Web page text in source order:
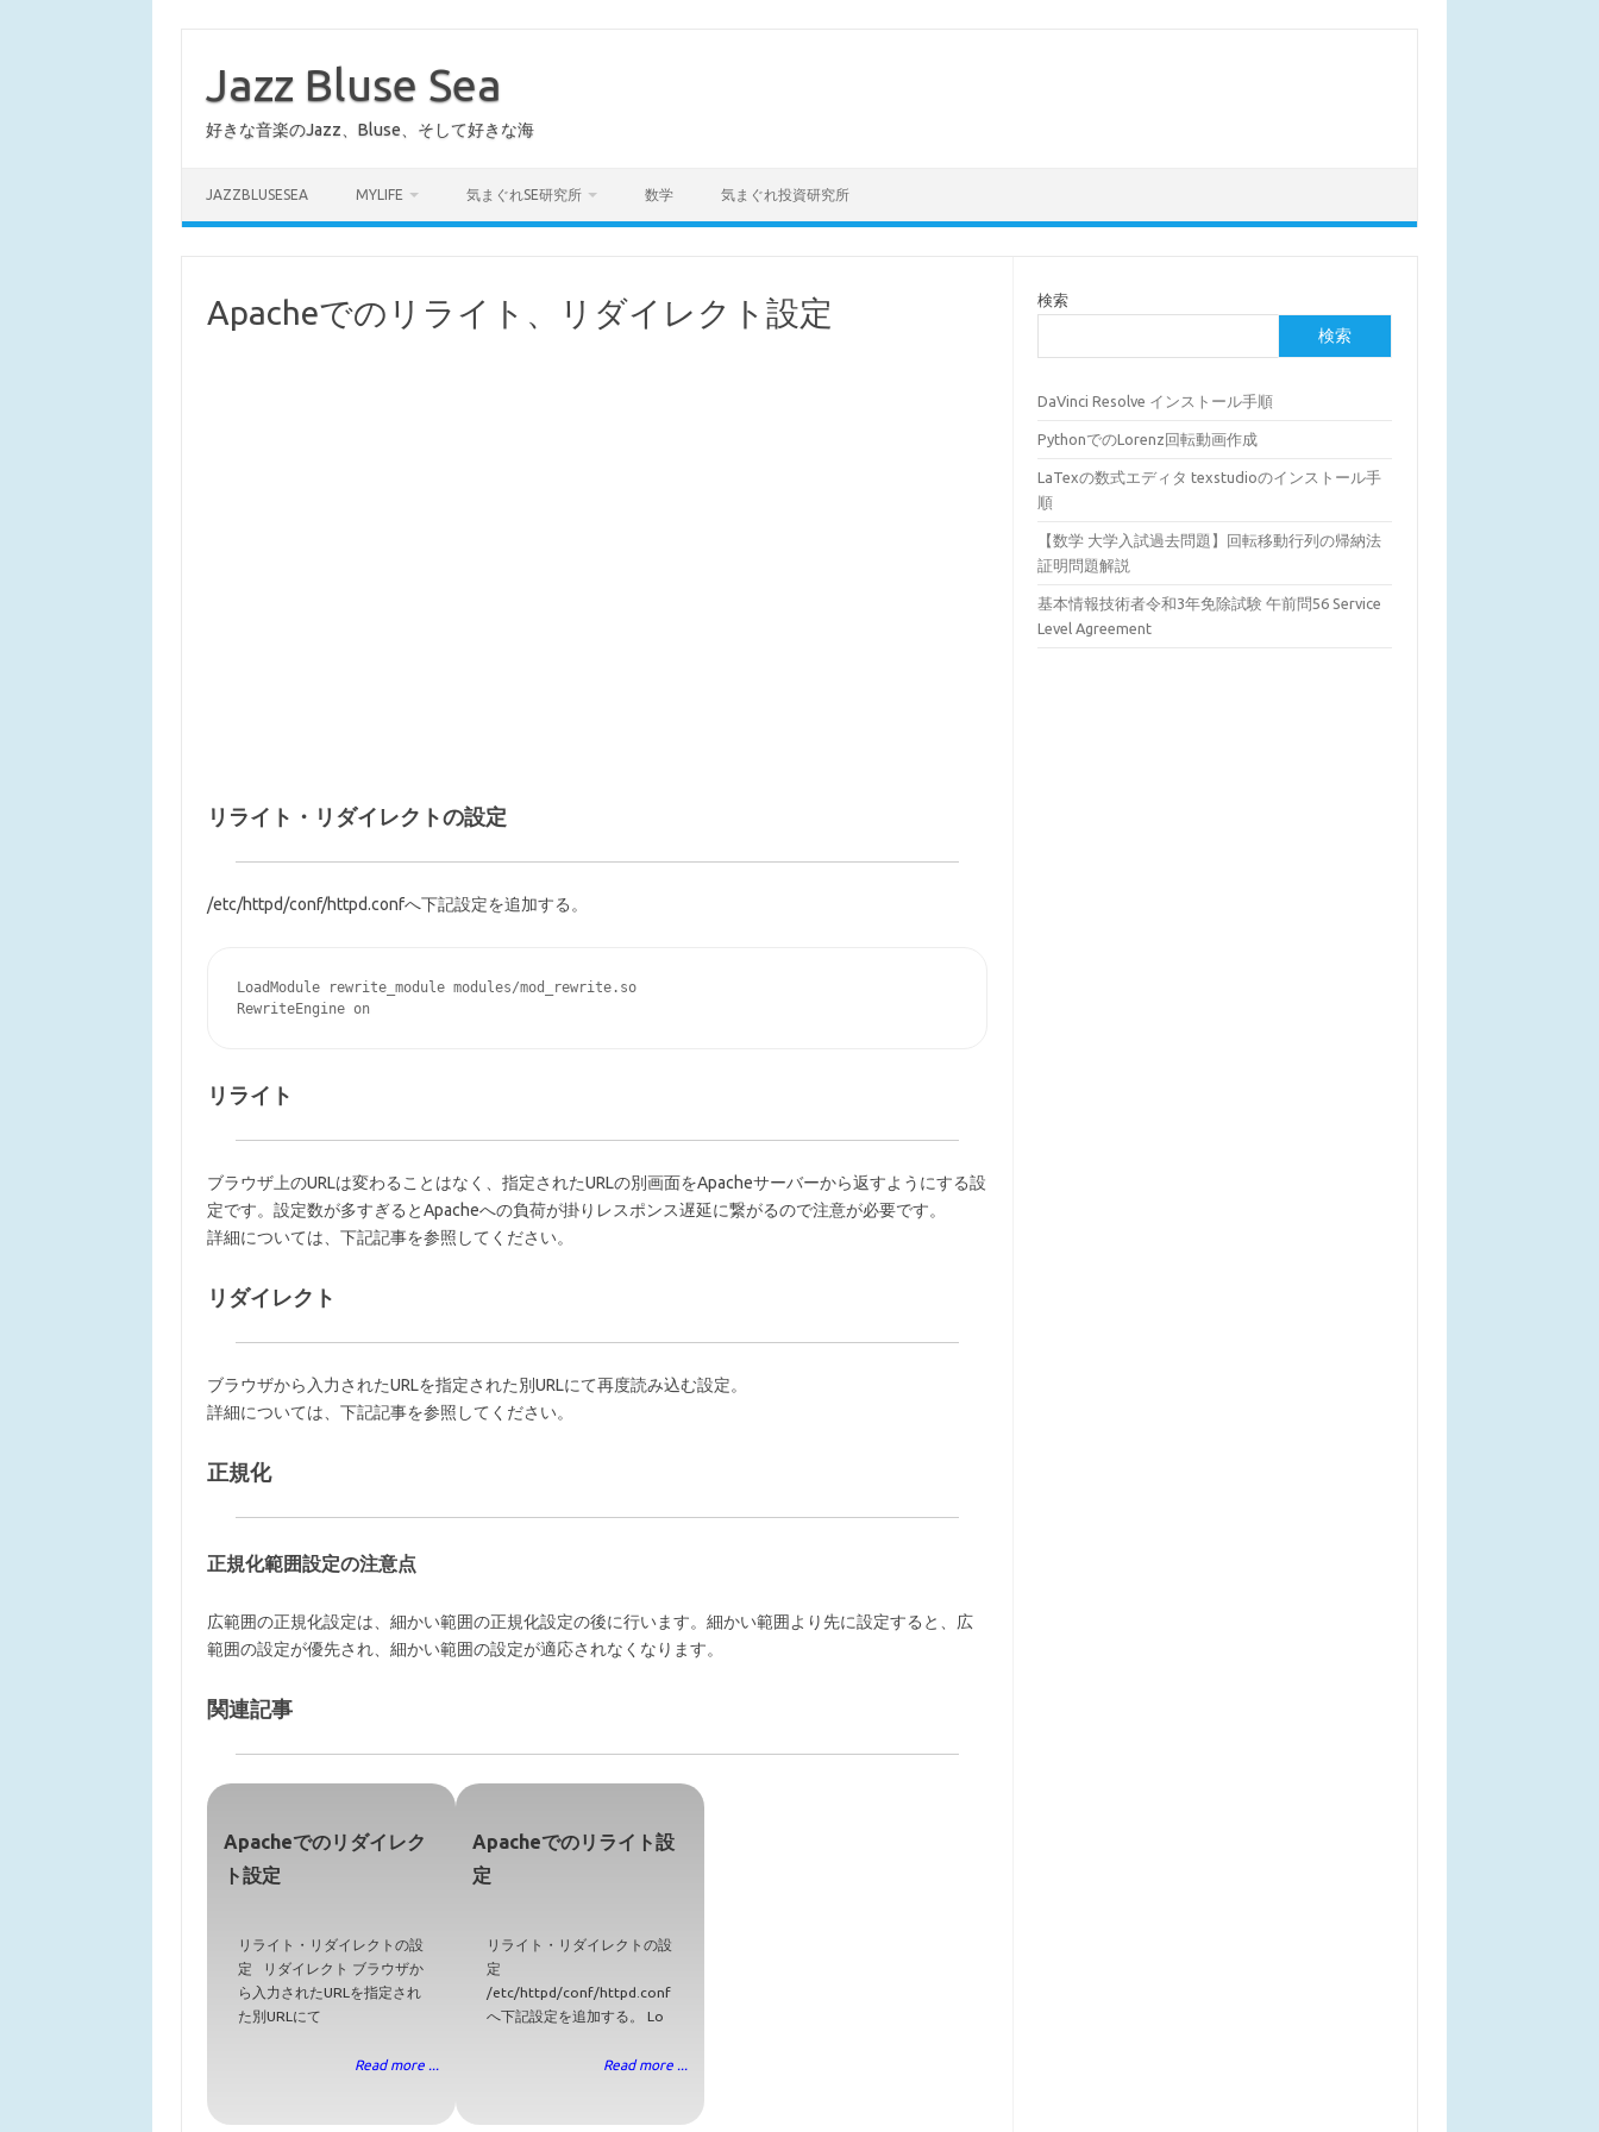
Jazz Bluse Sea
好きな音楽のJazz、Bluse、そして好きな海
JAZZBLUSESEA MYLIFE 気まぐれSE研究所 数学 気まぐれ投資研究所
Apacheでのリライト、リダイレクト設定
リライト・リダイレクトの設定
/etc/httpd/conf/httpd.confへ下記設定を追加する。
LoadModule rewrite_module modules/mod_rewrite.so
RewriteEngine on
リライト
ブラウザ上のURLは変わることはなく、指定されたURLの別画面をApacheサーバーから返すようにする設
定です。設定数が多すぎるとApacheへの負荷が掛りレスポンス遅延に繋がるので注意が必要です。
詳細については、下記記事を参照してください。
リダイレクト
ブラウザから入力されたURLを指定された別URLにて再度読み込む設定。
詳細については、下記記事を参照してください。
正規化
正規化範囲設定の注意点
広範囲の正規化設定は、細かい範囲の正規化設定の後に行います。細かい範囲より先に設定すると、広
範囲の設定が優先され、細かい範囲の設定が適応されなくなります。
関連記事
Apacheでのリダイレク
ト設定
リライト・リダイレクトの設
定 リダイレクト ブラウザか
ら入力されたURLを指定され
た別URLにて
Read more ...
Apacheでのリライト設
定
リライト・リダイレクトの設
定
/etc/httpd/conf/httpd.conf
へ下記設定を追加する。 Lo
Read more ...
検索
検索
DaVinci Resolve インストール手順
PythonでのLorenz回転動画作成
LaTexの数式エディタ texstudioのインストール手
順
【数学 大学入試過去問題】回転移動行列の帰納法
証明問題解説
基本情報技術者令和3年免除試験 午前問56 Service
Level Agreement